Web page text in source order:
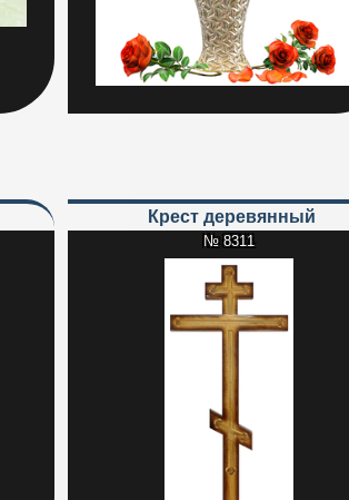
Крест деревянный
№ 8311